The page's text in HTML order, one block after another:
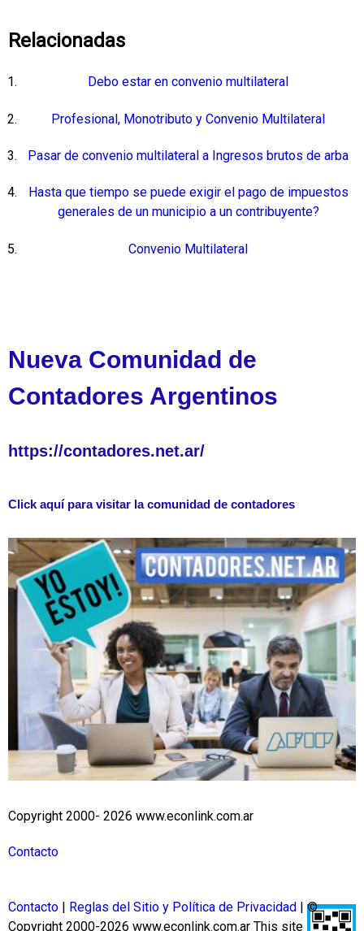
Relacionadas
Debo estar en convenio multilateral
Profesional, Monotributo y Convenio Multilateral
Pasar de convenio multilateral a Ingresos brutos de arba
Hasta que tiempo se puede exigir el pago de impuestos
generales de un municipio a un contribuyente?
Convenio Multilateral
Nueva Comunidad de
Contadores Argentinos
https://contadores.net.ar/
Click aquí para visitar la comunidad de contadores
Copyright 2000- 2026 www.econlink.com.ar
Contacto
Contacto | Reglas del Sitio y Política de Privacidad | ©
Copyright 2000-2026 www.econlink.com.ar This site